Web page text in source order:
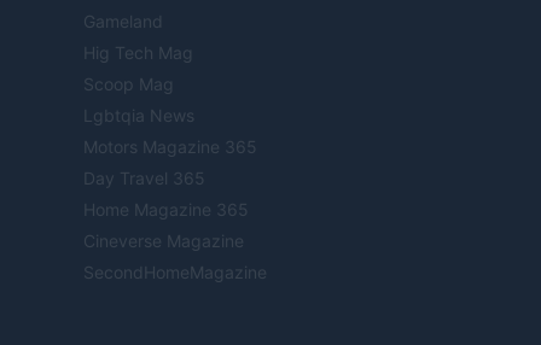
Gameland
Hig Tech Mag
Scoop Mag
Lgbtqia News
Motors Magazine 365
Day Travel 365
Home Magazine 365
Cineverse Magazine
SecondHomeMagazine